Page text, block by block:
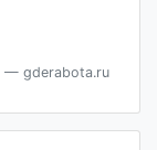
— gderabota.ru